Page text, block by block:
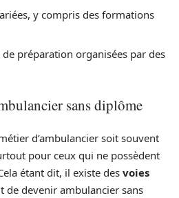
y compris des formations
préparation organisées par des
sans diplôme
d’ambulancier soit souvent
pour ceux qui ne possèdent
étant dit, il existe des voies
de devenir ambulancier sans